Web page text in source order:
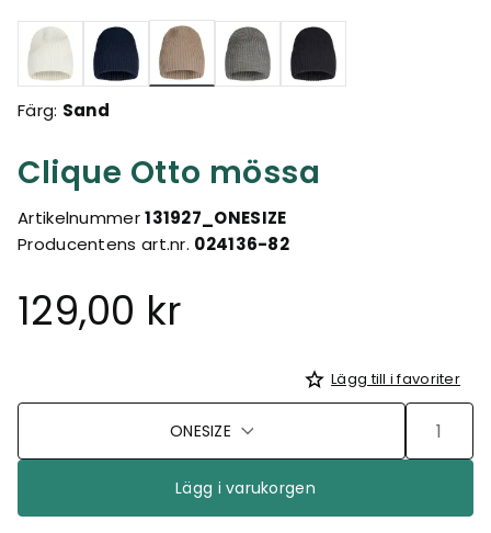
Clique Otto mössa
Artikelnummer131927_ONESIZE
Producentens art.nr. 024136-82
129,00 kr
Valda
Färg: Sand
Lägg till i favoriter
ONESIZE
Lägg i varukorgen